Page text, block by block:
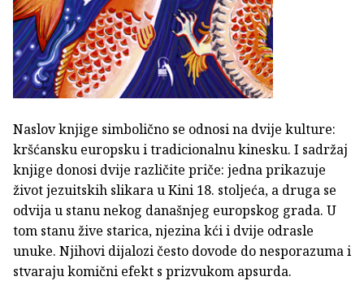
Naslov knjige simbolično se odnosi na dvije kulture:
kršćansku europsku i tradicionalnu kinesku. I sadržaj
knjige donosi dvije različite priče: jedna prikazuje
život jezuitskih slikara u Kini 18. stoljeća, a druga se
odvija u stanu nekog današnjeg europskog grada. U
tom stanu žive starica, njezina kći i dvije odrasle
unuke. Njihovi dijalozi često dovode do nesporazuma i
stvaraju komični efekt s prizvukom apsurda.